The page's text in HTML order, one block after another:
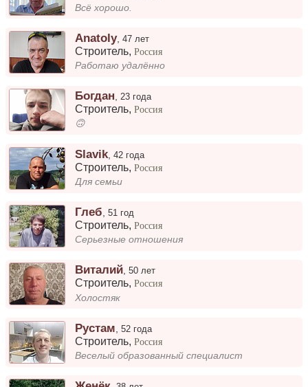
Всё хорошо.
Anatoly,47 лет
Строитель,Россия
Работаю удалённо
Богдан,23 года
Строитель,Россия
🙃
Slavik ,42 года
Строитель,Россия
Для семьи
Глеб ,51 год
Строитель,Россия
Серьезные отношения
Виталий,50 лет
Строитель,Россия
Холостяк
Рустам ,52 года
Строитель,Россия
Веселый образованный специалист